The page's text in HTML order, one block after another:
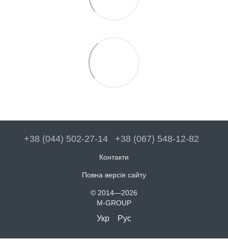
+38 (044) 502-27-14 +38 (067) 548-12-82
Контакти
Повна версія сайту
© 2014—2026
M-GROUP
Укр Рус